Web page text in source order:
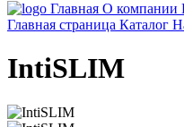
Главная О компании
Главная страница Каталог
IntiSLIM